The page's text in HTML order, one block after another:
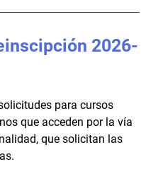
2026-
para cursos
que acceden por la vía
que solicitan las